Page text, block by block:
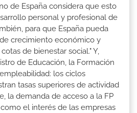
de España considera que esto
personal y profesional de
para que España pueda
crecimiento económico y
de bienestar social." Y,
de Educación, la Formación
los ciclos
tasas superiores de actividad
la demanda de acceso a la FP
el interés de las empresas